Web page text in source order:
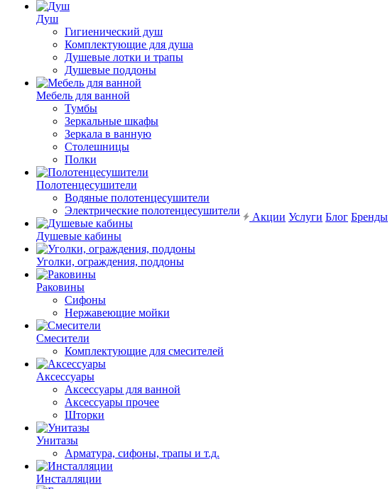
Душ
Гигиенический душ
Комплектующие для душа
Душевые лотки и трапы
Душевые поддоны
Мебель для ванной
Тумбы
Зеркальные шкафы
Зеркала в ванную
Столешницы
Полки
Полотенцесушители
Водяные полотенцесушители
Электрические полотенцесушители
Душевые кабины
Уголки, ограждения, поддоны
Раковины
Сифоны
Нержавеющие мойки
Смесители
Комплектующие для смесителей
Аксессуары
Аксессуары для ванной
Аксессуары прочее
Шторки
Унитазы
Арматура, сифоны, трапы и т.д.
Инсталляции
Акции Услуги Блог Бренды